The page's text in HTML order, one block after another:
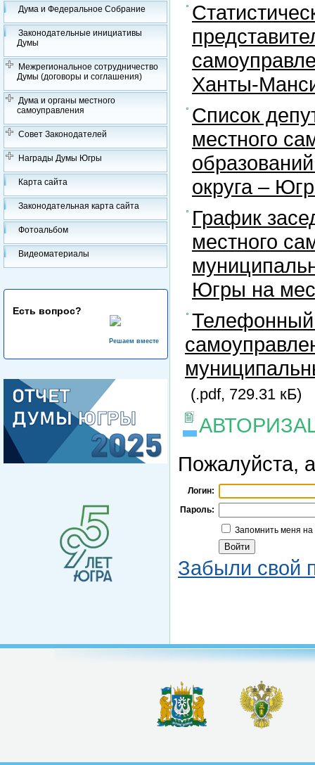
Дума и Федеральное Собрание
Законодательные инициативы
Думы
Межрегиональное сотрудничество
Думы (договоры и соглашения)
Дума и органы местного
самоуправления
Совет Законодателей
Награды Думы Югры
Карта сайта
Законодательная карта сайта
Фотоальбом
Видеоматериалы
Есть вопрос?
Решаем вместе
Ханты-
Список
местного
округа –
График
местного
Югры на
Телефонный
(.pdf, 729.31 кБ)
Пожалуйста,
Логин:
Пароль:
Запомнить меня
Забыли свой